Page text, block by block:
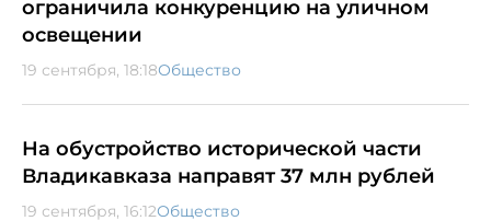
ограничила конкуренцию на уличном
освещении
19 сентября, 18:18Общество
На обустройство исторической части
Владикавказа направят 37 млн рублей
19 сентября, 16:12Общество